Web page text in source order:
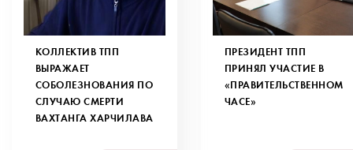
КОЛЛЕКТИВ ТПП
ВЫРАЖАЕТ
СОБОЛЕЗНОВАНИЯ ПО
СЛУЧАЮ СМЕРТИ
ВАХТАНГА ХАРЧИЛАВА
ПРЕЗИДЕНТ ТПП
ПРИНЯЛ УЧАСТИЕ В
«ПРАВИТЕЛЬСТВЕННОМ
ЧАСЕ»